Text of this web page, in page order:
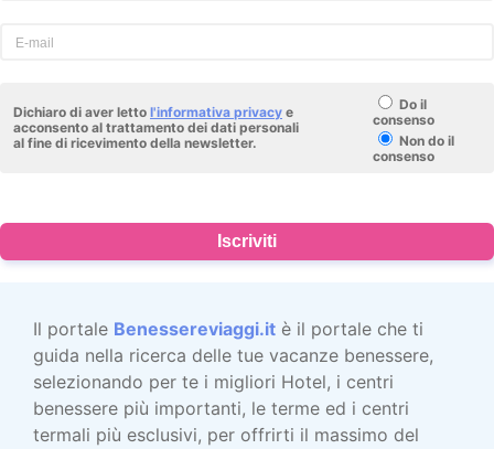
Dichiaro di aver letto l'informativa privacy e
acconsento al trattamento dei dati personali
al fine di ricevimento della newsletter.
Do il
consenso
Non do il
consenso
Iscriviti
Il portale Benessereviaggi.it è il portale che ti
guida nella ricerca delle tue vacanze benessere,
selezionando per te i migliori Hotel, i centri
benessere più importanti, le terme ed i centri
termali più esclusivi, per offrirti il massimo del